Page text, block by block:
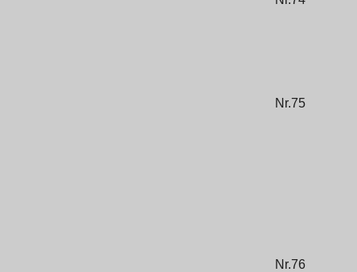
Nr.75
Nr.76